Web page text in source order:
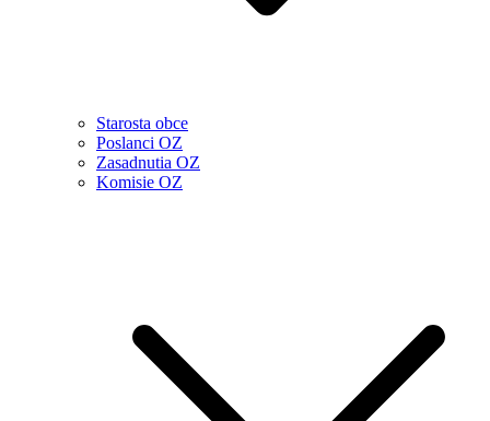
Starosta obce
Poslanci OZ
Zasadnutia OZ
Komisie OZ